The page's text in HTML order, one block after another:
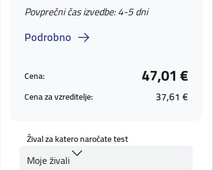
Povprečni čas izvedbe: 4-5 dni
Podrobno
Cena: 47,01 €
Cena za vzreditelje: 37,61 €
Žival za katero naročate test
Moje živali